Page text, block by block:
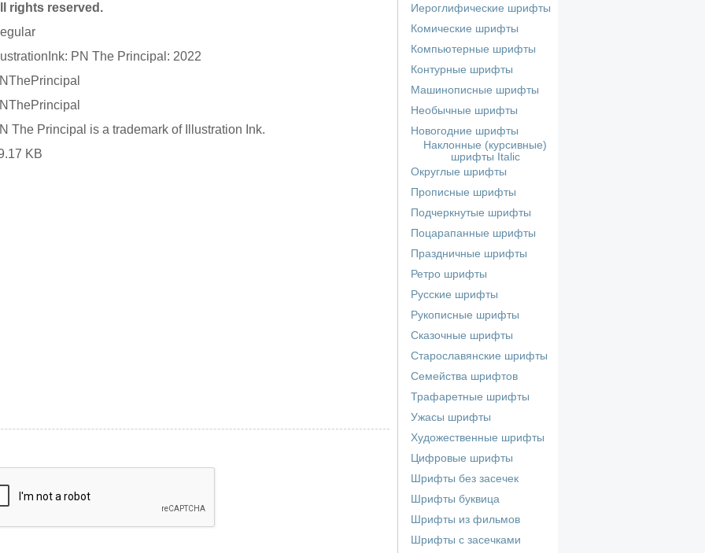
rights reserved.
PN The Principal: 2022
The Principal is a trademark of Illustration Ink.
KB
Иероглифические шрифты
Комические шрифты
Компьютерные шрифты
Контурные шрифты
Машинописные шрифты
Необычные шрифты
Новогодние шрифты
Наклонные (курсивные)
шрифты Italic
Округлые шрифты
Прописные шрифты
Подчеркнутые шрифты
Поцарапанные шрифты
Праздничные шрифты
Ретро шрифты
Русские шрифты
Рукописные шрифты
Сказочные шрифты
Старославянские шрифты
Семейства шрифтов
Трафаретные шрифты
Ужасы шрифты
Художественные шрифты
Цифровые шрифты
Шрифты без засечек
Шрифты буквица
Шрифты из фильмов
Шрифты с засечками